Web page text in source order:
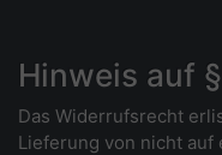
Hinweis auf
Das Widerrufsrecht
Lieferung von nicht